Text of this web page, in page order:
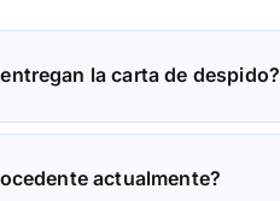
la carta de despido?
actualmente?